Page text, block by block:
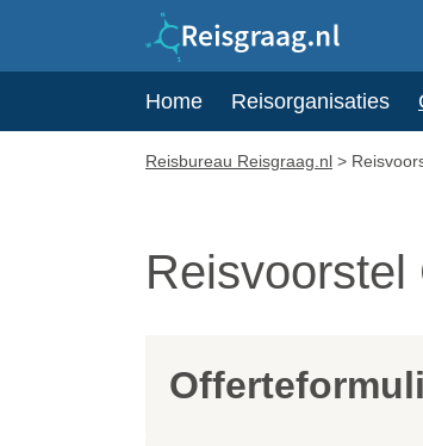
Home Reisorganisaties
Reisbureau Reisgraag.nl >
Reisvoorstel